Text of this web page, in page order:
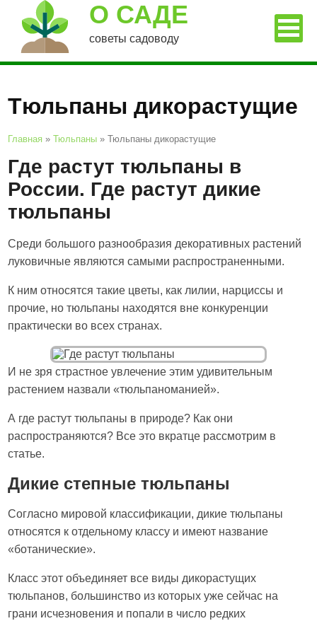
О САДЕ
советы садоводу
Тюльпаны дикорастущие
Главная »Тюльпаны »Тюльпаны дикорастущие
Где растут тюльпаны в
России. Где растут дикие
тюльпаны
Среди большого разнообразия декоративных растений
луковичные являются самыми распространенными.
К ним относятся такие цветы, как лилии, нарциссы и
прочие, но тюльпаны находятся вне конкуренции
практически во всех странах.
И не зря страстное увлечение этим удивительным
растением назвали «тюльпаноманией».
А где растут тюльпаны в природе? Как они
распространяются? Все это вкратце рассмотрим в
статье.
Дикие степные тюльпаны
Согласно мировой классификации, дикие тюльпаны
относятся к отдельному классу и имеют название
«ботанические».
Класс этот объединяет все виды дикорастущих
тюльпанов, большинство из которых уже сейчас на
грани исчезновения и попали в число редких